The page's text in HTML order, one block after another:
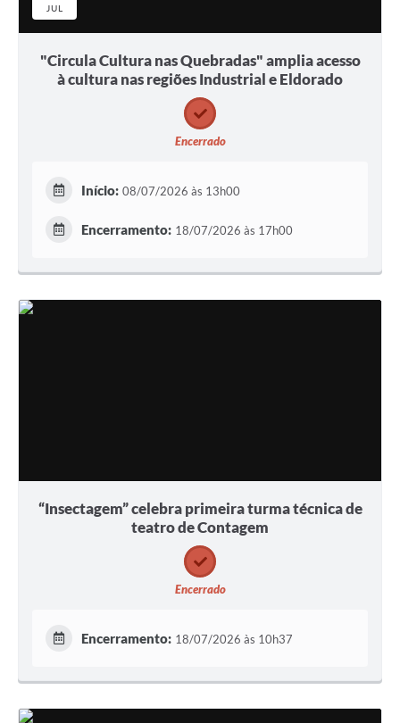
JUL
"Circula Cultura nas Quebradas" amplia acesso
à cultura nas regiões Industrial e Eldorado
Encerrado
Início: 08/07/2026 às 13h00
Encerramento: 18/07/2026 às 17h00
“Insectagem” celebra primeira turma técnica de
teatro de Contagem
Encerrado
Encerramento: 18/07/2026 às 10h37